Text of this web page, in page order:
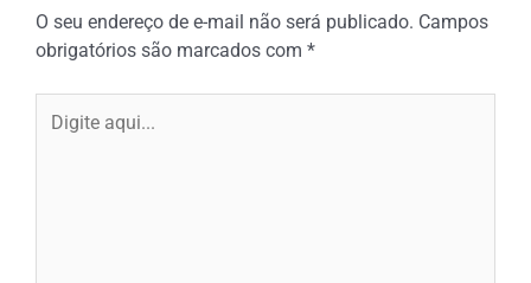
O seu endereço de e-mail não será publicado. Campos
obrigatórios são marcados com *
aqui...